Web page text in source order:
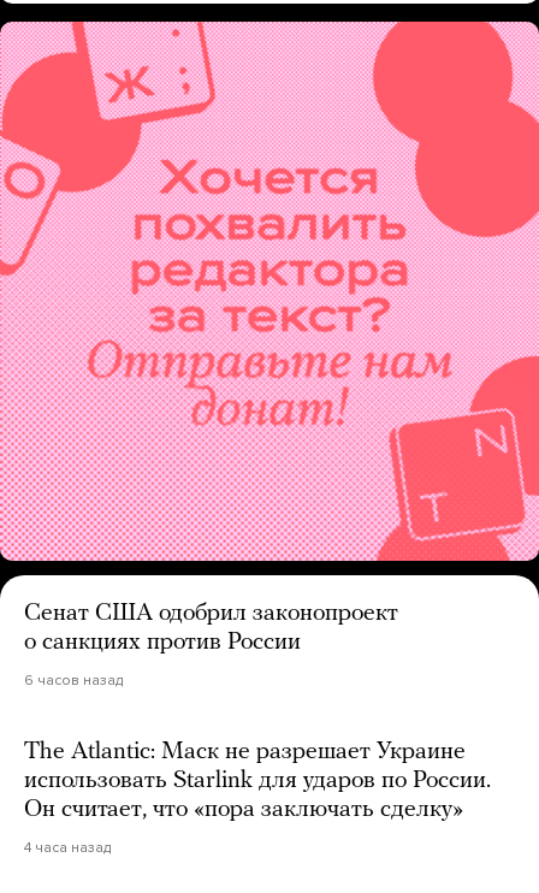
Сенат США одобрил законопроект
о санкциях против России
6 часов назад
The Atlantic: Маск не разрешает Украине
использовать Starlink для ударов по России.
Он считает, что «пора заключать сделку»
4 часа назад